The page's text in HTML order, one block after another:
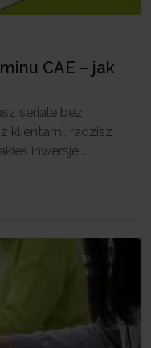
CAE – jak
seriale bez
klientami, radzisz
inwersje,
od tego
do
[…]